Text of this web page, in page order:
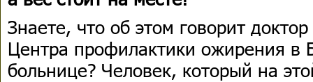
Знаете, что об этом говорит
Центра профилактики ожирения в
больнице? Человек, который на